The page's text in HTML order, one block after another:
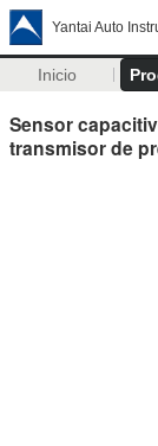
Yantai Auto
Inicio
Sensor
transmisor de